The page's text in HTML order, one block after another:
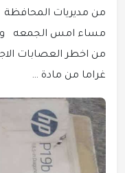
من مديريات المحافظة
مساء امس الجمعه
غراما من مادة …